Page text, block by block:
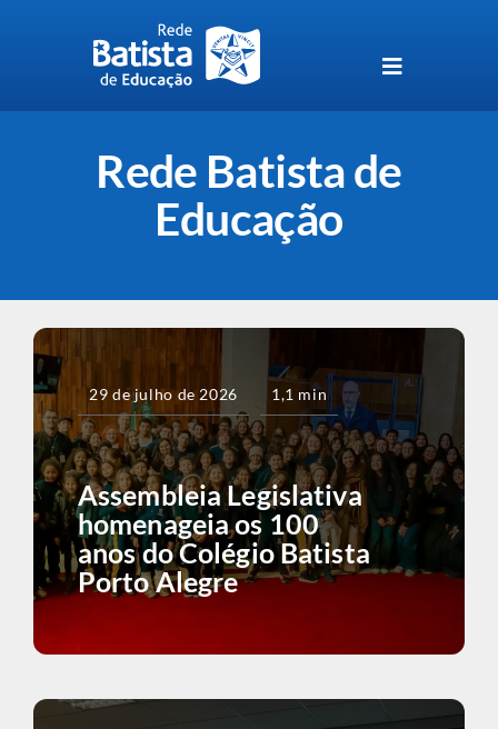
Toggle
Navigation
Perguntas Frequentes
Rede Batista de
Educação
29 de julho de 2026 1,1 min
Assembleia Legislativa
homenageia os 100
anos do Colégio Batista
Porto Alegre